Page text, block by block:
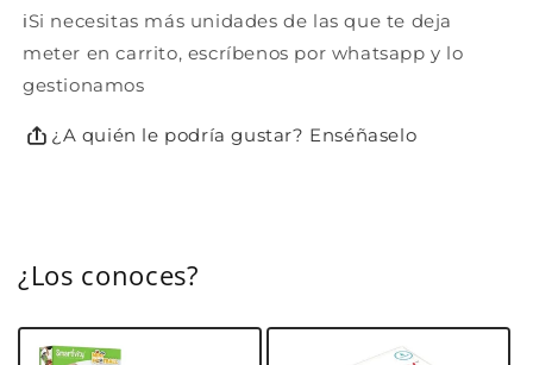
ℹ️Si necesitas más unidades de las que te deja
meter en carrito, escríbenos por whatsapp y lo
gestionamos
¿A quién le podría gustar? Enséñaselo
¿Los conoces?